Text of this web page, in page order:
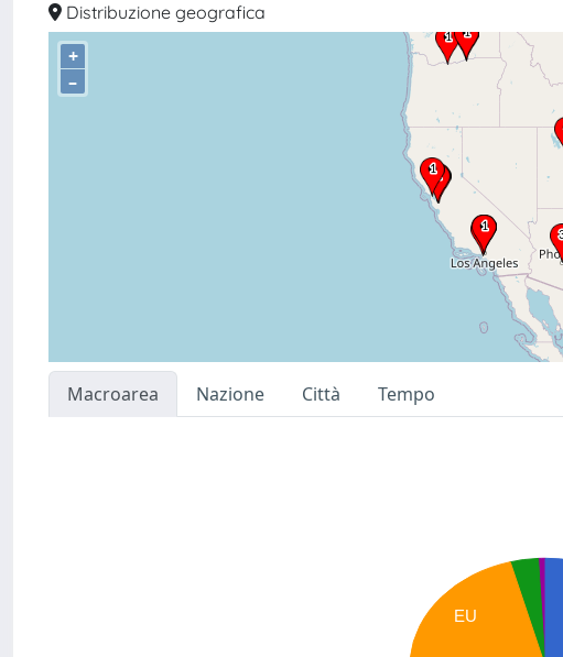
Distribuzione geografica
+
–
Macroarea Nazione Città
Tempo
EU